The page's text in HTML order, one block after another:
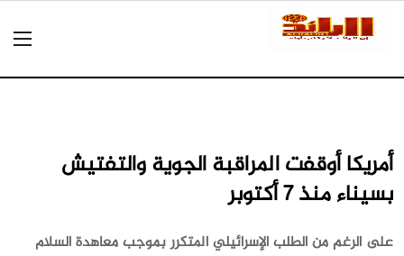
أمريكا أوقفت المراقبة الجوية والتفتيش
بسيناء منذ 7 أكتوبر
على الرغم من الطلب الإسرائيلي المتكرر بموجب معاهدة السلام